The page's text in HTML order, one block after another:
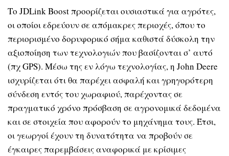
Το JDLink Boost προορίζεται ουσιαστικά για αγρότες,
οι οποίοι εδρεύουν σε απόμακρες περιοχές, όπου το
περιορισμένο δορυφορικό σήμα καθιστά δύσκολη την
αξιοποίηση των τεχνολογιών που βασίζονται σ’ αυτό
(πχ GPS). Μέσω της εν λόγω τεχνολογίας, η John Deere
ισχυρίζεται ότι θα παρέχει ασφαλή και γρηγορότερη
σύνδεση εντός του χωραφιού, παρέχοντας σε
πραγματικό χρόνο πρόσβαση σε αγρονομικά δεδομένα
και σε στοιχεία που αφορούν το μηχάνημα τους. Έτσι,
οι γεωργοί έχουν τη δυνατότητα να προβούν σε
έγκαιρες παρεμβάσεις αναφορικά με κρίσιμες